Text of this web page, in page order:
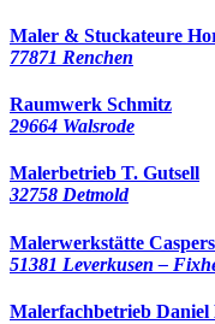
Maler & Stuckateure
77871 Renchen
Raumwerk Schmitz
29664 Walsrode
Malerbetrieb T. Gutsell
32758 Detmold
Malerwerkstätte
51381 Leverkusen –
Malerfachbetrieb Daniel